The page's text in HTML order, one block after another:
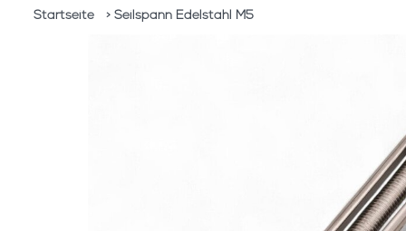
Startseite > Seilspann Edelstahl M5